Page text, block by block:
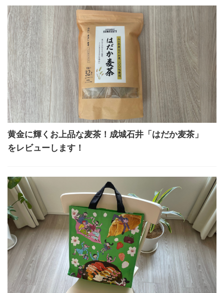
黄金に輝くお上品な麦茶！成城石井「はだか麦茶」
をレビューします！